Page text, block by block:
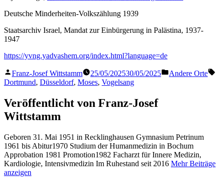
Deutsche Minderheiten-Volkszählung 1939
Staatsarchiv Israel, Mandat zur Einbürgerung in Palästina, 1937-
1947
https://yvng.yadvashem.org/index.html?language=de
Veröffentlicht
von
Franz-Josef Wittstamm 25/05/202530/05/2025
Veröffentlicht
Andere Orte
Dortmund, Düsseldorf, Moses, Vogelsang
Veröffentlicht von Franz-Josef
Wittstamm
Geboren 31. Mai 1951 in Recklinghausen Gymnasium Petrinum
1961 bis Abitur1970 Studium der Humanmedizin in Bochum
Approbation 1981 Promotion1982 Facharzt für Innere Medizin,
Kardiologie, Intensivmedizin Im Ruhestand seit 2016 Mehr Beiträge
anzeigen